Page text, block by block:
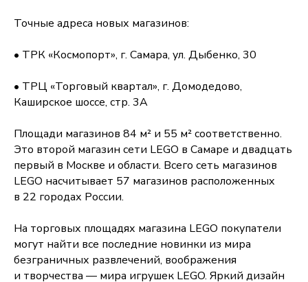
Точные адреса новых магазинов:
• ТРК «Космопорт», г. Самара, ул. Дыбенко, 30
• ТРЦ «Торговый квартал», г. Домодедово,
Каширское шоссе, стр. 3А
Площади магазинов 84 м² и 55 м² соответственно.
Это второй магазин сети LEGO в Самаре и двадцать
первый в Москве и области. Всего сеть магазинов
LEGO насчитывает 57 магазинов расположенных
в 22 городах России.
На торговых площадях магазина LEGO покупатели
могут найти все последние новинки из мира
безграничных развлечений, воображения
и творчества — мира игрушек LEGO. Яркий дизайн